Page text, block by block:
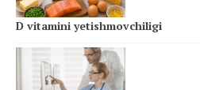
D vitamini yetishmovchiligi